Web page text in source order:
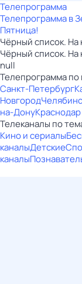
Телепрограмма
Телепрограмма в
Пятница!
Чёрный список. На
Чёрный список. На
null
Телепрограмма по
Санкт-Петербург
Новгород
на-ДонуКраснодар
Телеканалы по
Кино и сериалы
каналыДетские
каналы